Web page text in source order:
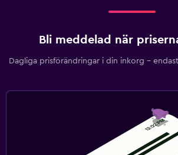
Bli meddelad när
Dagliga prisförändringar i din inkorg –